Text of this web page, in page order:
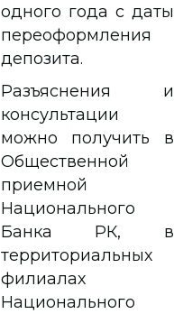
одного года с даты
переоформления
депозита.
Разъяснения и
консультации
можно получить в
Общественной
приемной
Национального
Банка РК, в
территориальных
филиалах
Национального